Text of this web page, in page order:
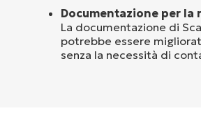
Documentazione per
La documentazione di
potrebbe essere
senza la necessità di